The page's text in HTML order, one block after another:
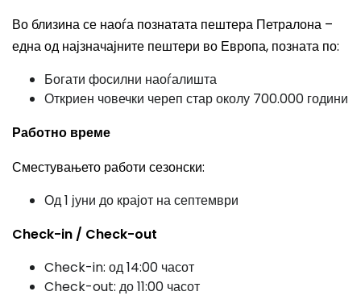
Во близина се наоѓа познатата пештера Петралона –
една од најзначајните пештери во Европа, позната по:
Богати фосилни наоѓалишта
Откриен човечки череп стар околу 700.000 години
Работно време
Сместувањето работи сезонски:
Од 1 јуни до крајот на септември
Check-in / Check-out
Check-in: од 14:00 часот
Check-out: до 11:00 часот